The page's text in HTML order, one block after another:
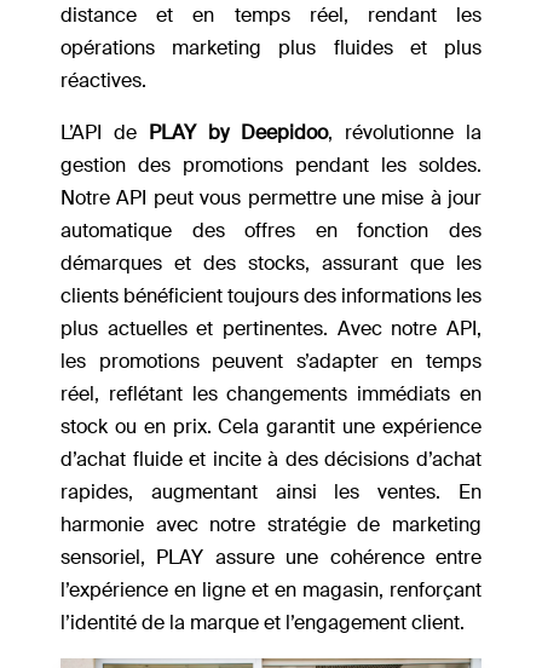
distance et en temps réel, rendant les
opérations marketing plus fluides et plus
réactives.
L’API de PLAY by Deepidoo, révolutionne la
gestion des promotions pendant les soldes.
Notre API peut vous permettre une mise à jour
automatique des offres en fonction des
démarques et des stocks, assurant que les
clients bénéficient toujours des informations les
plus actuelles et pertinentes. Avec notre API,
les promotions peuvent s’adapter en temps
réel, reflétant les changements immédiats en
stock ou en prix. Cela garantit une expérience
d’achat fluide et incite à des décisions d’achat
rapides, augmentant ainsi les ventes. En
harmonie avec notre stratégie de marketing
sensoriel, PLAY assure une cohérence entre
l’expérience en ligne et en magasin, renforçant
l’identité de la marque et l’engagement client.